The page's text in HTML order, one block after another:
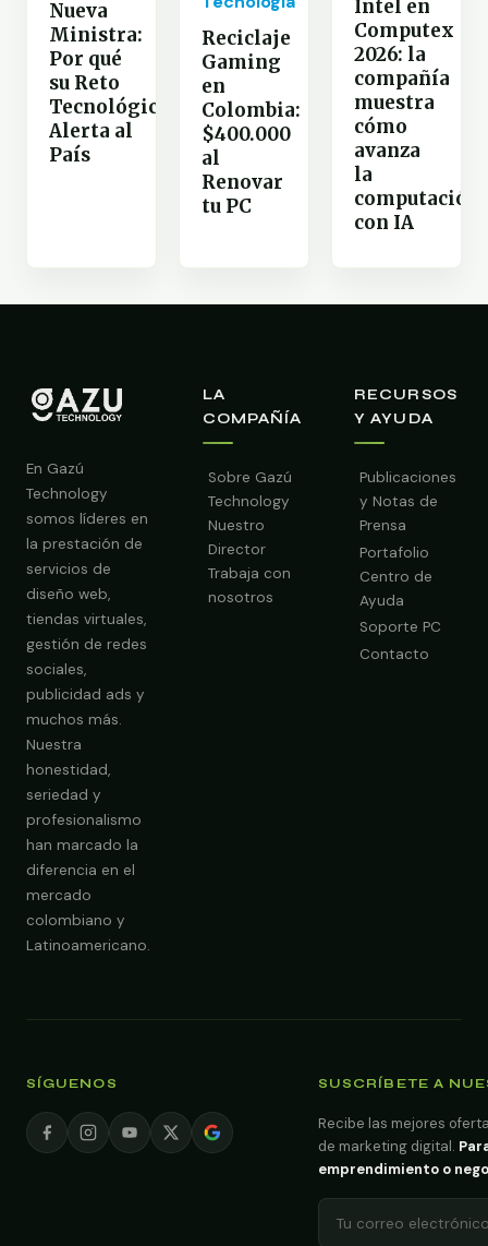
Nueva
Ministra:
Por qué
su Reto
Tecnológico
Alerta al
País
Reciclaje
Gaming
en
Colombia:
$400.000
al
Renovar
tu PC
Intel en
Computex
2026: la
compañía
muestra
cómo
avanza
la
computación
con IA
En Gazú
Technology
somos líderes en
la prestación de
servicios de
diseño web,
tiendas virtuales,
gestión de redes
sociales,
publicidad ads y
muchos más.
Nuestra
honestidad,
seriedad y
profesionalismo
han marcado la
diferencia en el
mercado
colombiano y
Latinoamericano.
LA
COMPAÑÍA
Sobre Gazú
Technology
Nuestro
Director
Trabaja con
nosotros
RECURSOS
Y AYUDA
Publicaciones
y Notas de
Prensa
Portafolio
Centro de
Ayuda
Soporte PC
Contacto
SÍGUENOS SUSCRÍBETE A
Recibe las mejores
de marketing digital.
emprendimiento o